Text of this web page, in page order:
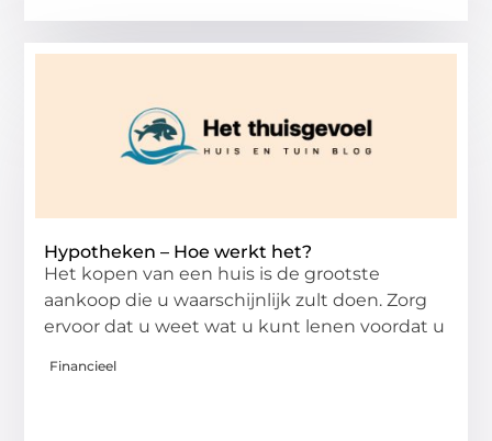
Hypotheken – Hoe werkt het?
Het kopen van een huis is de grootste
aankoop die u waarschijnlijk zult doen. Zorg
ervoor dat u weet wat u kunt lenen voordat u
Financieel